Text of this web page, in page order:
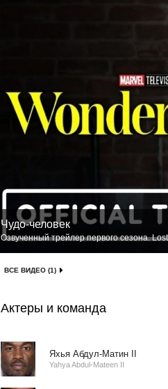
Чудо-человек
Озвученный трейлер первого сезона.
ВСЕ ВИДЕО (1)
Актеры и команда
Яхья Абдул-Матин II
Yahya Abdul-Mateen II